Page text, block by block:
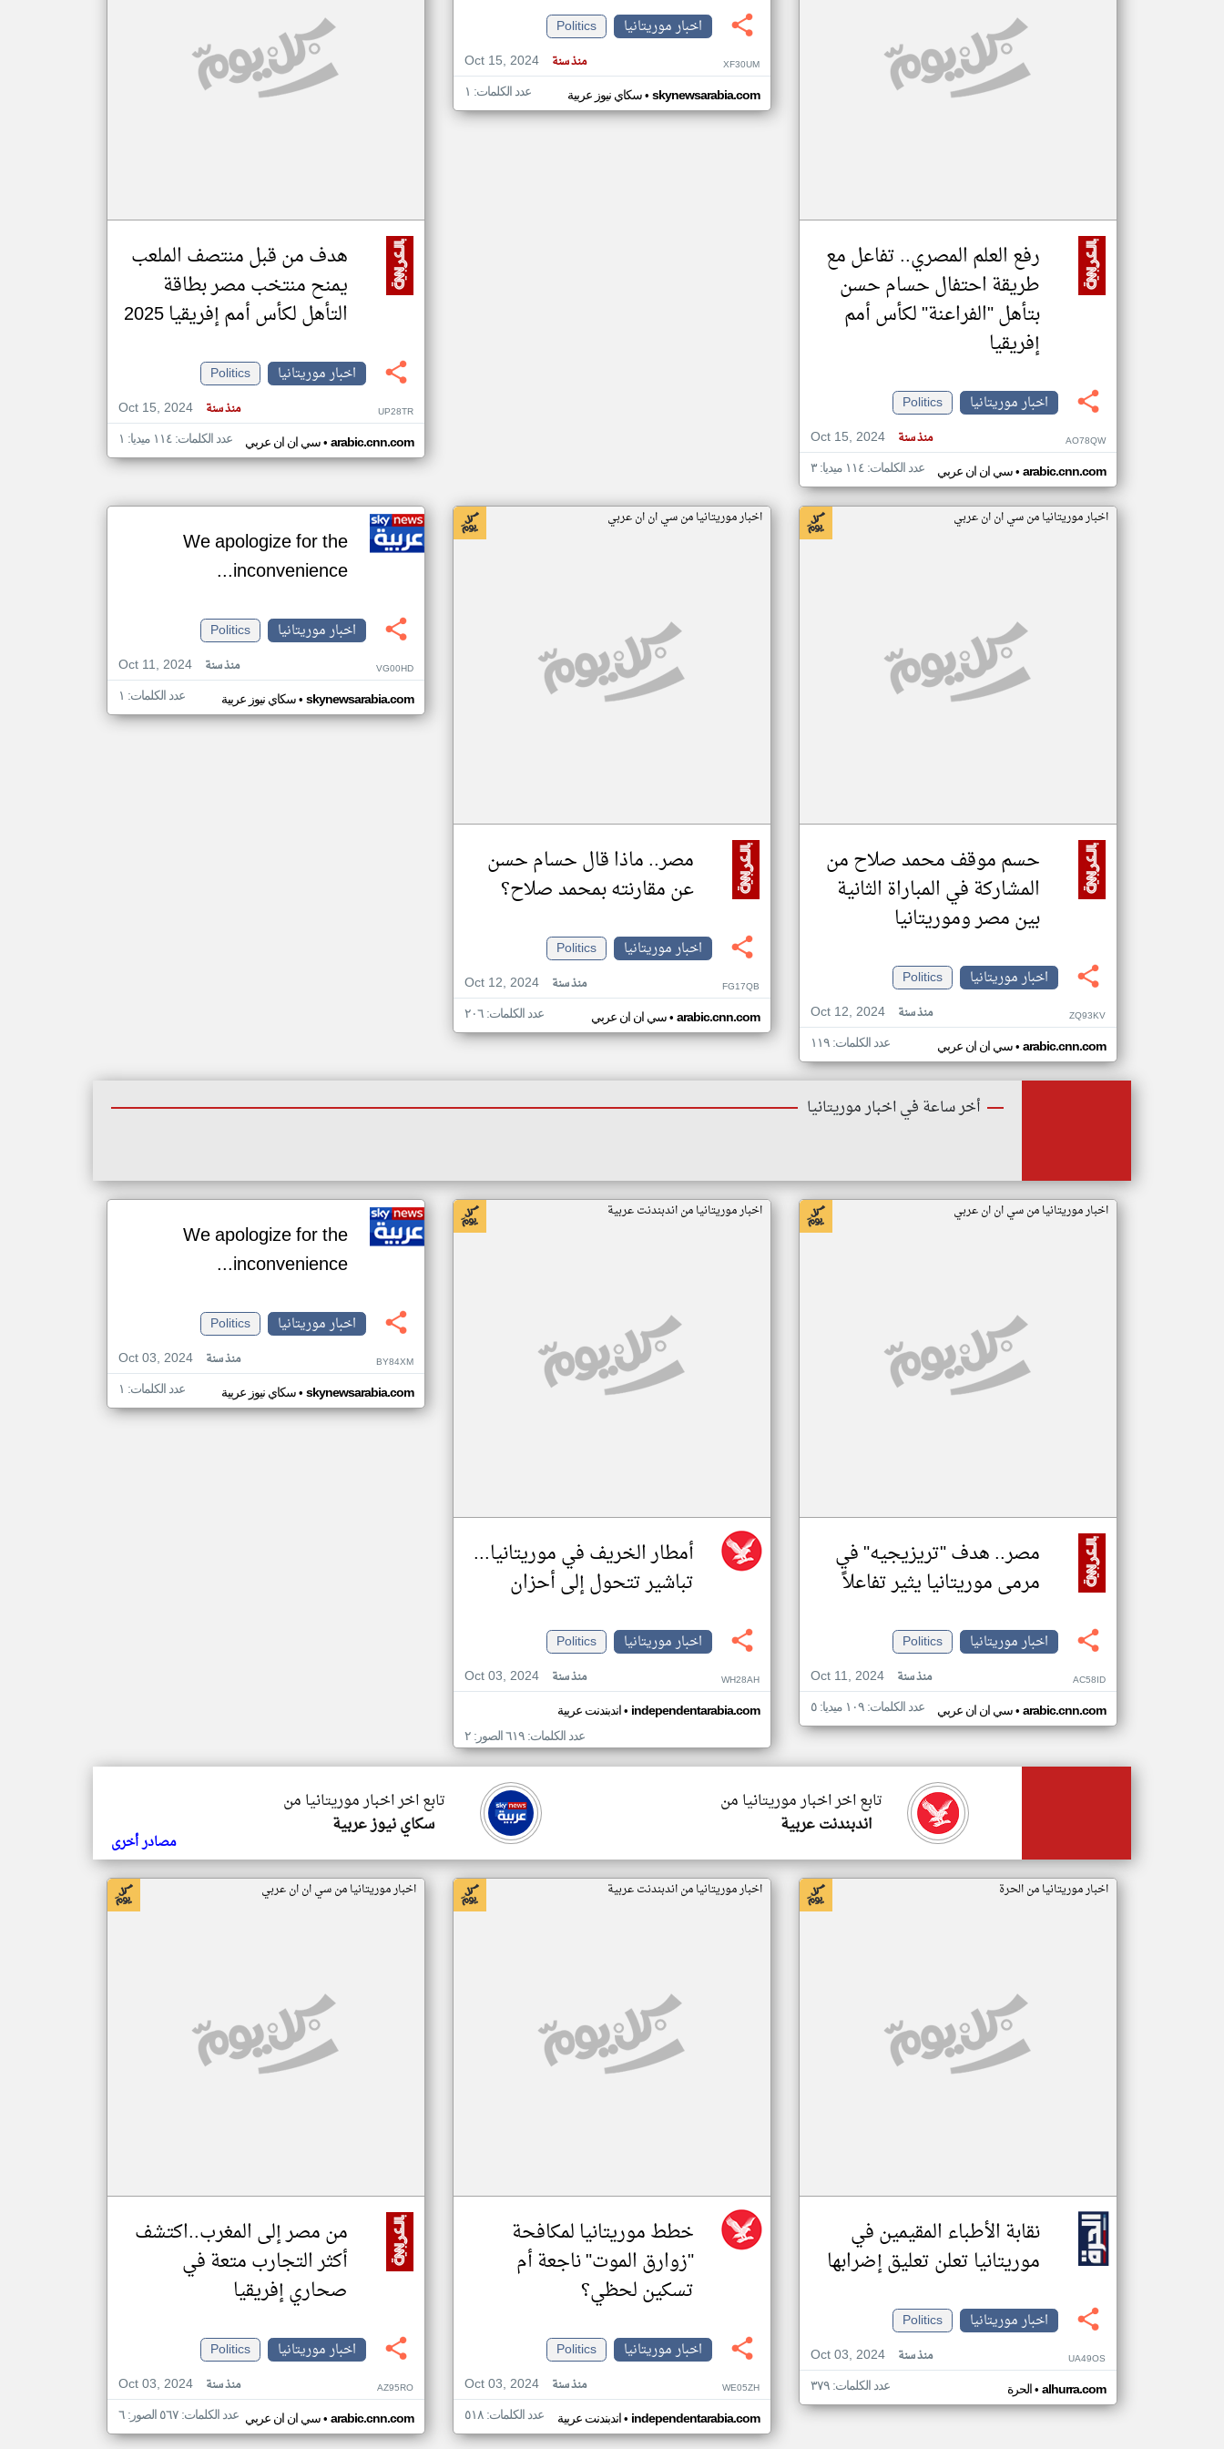
مصادر الأخبار من موريتانيا
رفع العلم المصري.. تفاعل مع
طريقة احتفال حسام حسن
بتأهل "الفراعنة" لكأس أمم
إفريقيا
اخبار موريتانيا
Politics
Oct 15, 2024
منذ سنة AO78QW
سي ان ان عربي• arabic.cnn.com عدد الكلمات: ١١٤ ميديا: ٣
اخبار موريتانيا
Politics
Oct 15, 2024
منذ سنة XF30UM
سكاي نيوز عربية• skynewsarabia.com عدد الكلمات: ١
هدف من قبل منتصف الملعب
يمنح منتخب مصر بطاقة
التأهل لكأس أمم إفريقيا 2025
اخبار موريتانيا
Politics
Oct 15, 2024
منذ سنة UP28TR
سي ان ان عربي• arabic.cnn.com عدد الكلمات: ١١٤ ميديا: ١
اخبار موريتانيا من سي ان ان عربي
حسم موقف محمد صلاح من
المشاركة في المباراة الثانية
بين مصر وموريتانيا
اخبار موريتانيا
Politics
Oct 12, 2024
منذ سنة ZQ93KV
سي ان ان عربي• arabic.cnn.com عدد الكلمات: ١١٩
اخبار موريتانيا من سي ان ان عربي
مصر.. ماذا قال حسام حسن
عن مقارنته بمحمد صلاح؟
اخبار موريتانيا
Politics
Oct 12, 2024
منذ سنة FG17QB
سي ان ان عربي• arabic.cnn.com عدد الكلمات: ٢٠٦
We apologize for the
inconvenience...
اخبار موريتانيا
Politics
Oct 11, 2024
منذ سنة VG00HD
سكاي نيوز عربية• skynewsarabia.com عدد الكلمات: ١
أخر ساعة في اخبار موريتانيا
اخبار موريتانيا من سي ان ان عربي
مصر.. هدف "تريزيجيه" في
مرمى موريتانيا يثير تفاعلاً
اخبار موريتانيا
Politics
Oct 11, 2024
منذ سنة AC58ID
سي ان ان عربي• arabic.cnn.com عدد الكلمات: ١٠٩ ميديا: ٥
اخبار موريتانيا من اندبندنت عربية
أمطار الخريف في موريتانيا...
تباشير تتحول إلى أحزان
اخبار موريتانيا
Politics
Oct 03, 2024
منذ سنة WH28AH
اندبندنت عربية• independentarabia.com
عدد الكلمات: ٦١٩ الصور: ٢
We apologize for the
inconvenience...
اخبار موريتانيا
Politics
Oct 03, 2024
منذ سنة BY84XM
سكاي نيوز عربية• skynewsarabia.com عدد الكلمات: ١
تابع اخر اخبار موريتانيا من
سكاي نيوز عربية
تابع اخر اخبار موريتانيا من
اندبندنت عربية
مصادر أخرى
اخبار موريتانيا من الحرة
نقابة الأطباء المقيمين في
موريتانيا تعلن تعليق إضرابها
اخبار موريتانيا
Politics
Oct 03, 2024
منذ سنة UA49OS
الحرة• alhurra.com عدد الكلمات: ٣٧٩
اخبار موريتانيا من اندبندنت عربية
خطط موريتانيا لمكافحة
"زوارق الموت" ناجعة أم
تسكين لحظي؟
اخبار موريتانيا
Politics
Oct 03, 2024
منذ سنة WE05ZH
اندبندنت عربية• independentarabia.com عدد الكلمات: ٥١٨
اخبار موريتانيا من سي ان ان عربي
من مصر إلى المغرب..اكتشف
أكثر التجارب متعة في
صحاري إفريقيا
اخبار موريتانيا
Politics
Oct 03, 2024
منذ سنة AZ95RO
سي ان ان عربي• arabic.cnn.com عدد الكلمات: ٥٦٧ الصور: ٦